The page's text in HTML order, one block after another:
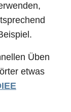
Üben
etwas